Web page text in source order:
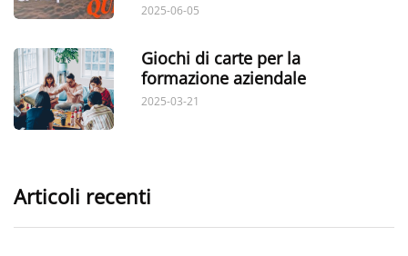
2025-06-05
Giochi di carte per la
formazione aziendale
2025-03-21
Articoli recenti